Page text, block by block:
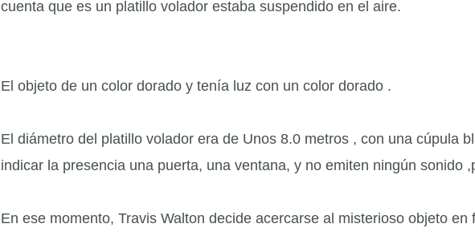
cuenta que es un platillo volador estaba suspendido en el aire.
El objeto de un color dorado y tenía luz con un color dorado .
El diámetro del platillo volador era de Unos 8.0 metros , con una cúpula
indicar la presencia una puerta, una ventana, y no emiten ningún sonido
En ese momento, Travis Walton decide acercarse al misterioso objeto